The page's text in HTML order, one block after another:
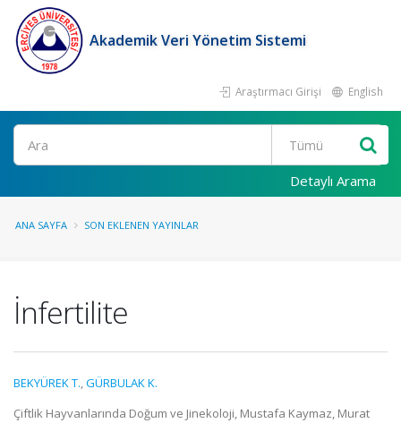
Akademik Veri Yönetim Sistemi
Araştırmacı Girişi English
Ara
Detaylı Arama
ANA SAYFA SON EKLENEN YAYINLAR
İnfertilite
BEKYÜREK T.,GÜRBULAK K.
Çiftlik Hayvanlarında Doğum ve Jinekoloji, Mustafa Kaymaz, Murat